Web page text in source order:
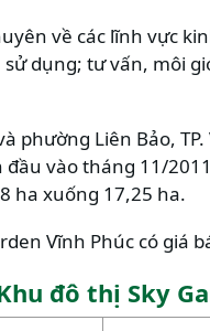
về các lĩnh vực
dụng; tư vấn, môi
Liên Bảo,
vào tháng 11/
ha xuống 17,25 ha.
Vĩnh Phúc có giá
đô thị Sky